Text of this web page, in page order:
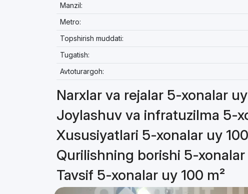
Manzil:
Metro:
Topshirish muddati:
Tugatish:
Avtoturargoh:
Narxlar va rejalar 5-xonalar
Joylashuv va infratuzilma 5-
Xususiyatlari 5-xonalar uy
Qurilishning borishi 5-xonalar
Tavsif 5-xonalar uy 100 m²